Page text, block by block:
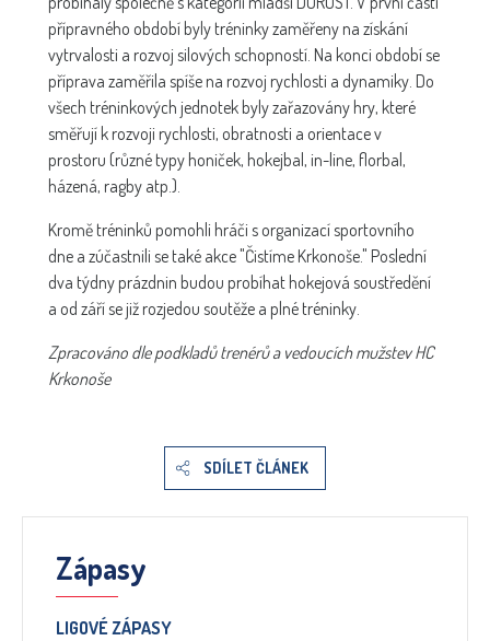
přípravného období byly tréninky zaměřeny na získání
vytrvalosti a rozvoj silových schopností. Na konci období se
příprava zaměřila spíše na rozvoj rychlosti a dynamiky. Do
všech tréninkových jednotek byly zařazovány hry, které
směřují k rozvoji rychlosti, obratnosti a orientace v
prostoru (různé typy honiček, hokejbal, in-line, florbal,
házená, ragby atp.).
Kromě tréninků pomohli hráči s organizací sportovního
dne a zúčastnili se také akce "Čistíme Krkonoše." Poslední
dva týdny prázdnin budou probíhat hokejová soustředění
a od září se již rozjedou soutěže a plné tréninky.
Zpracováno dle podkladů trenérů a vedoucích mužstev HC
Krkonoše
SDÍLET ČLÁNEK
Zápasy
LIGOVÉ ZÁPASY